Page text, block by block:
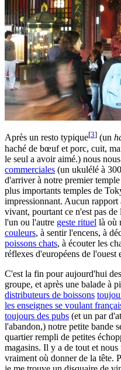
Après un resto typique[3] (un
haché de bœuf et porc, cuit,
le seul a avoir aimé.) nous
commerciales (un ukulélé à
d'arriver à notre premier
plus importants temples de
impressionnant. Aucun rapport
vivant, pourtant ce n'est pas
l'un ou l'autre geste rituel là où
couleurs, à sentir l'encens, à
poissons chats, à écouter les
réflexes d'européens de l'ouest
C'est la fin pour aujourd'hui
groupe, et après une balade à
distributeurs de boissons
les enseignes se voulant
toujours des pubs (et un par
l'abandon,) notre petite bande
quartier rempli de petites
magasins. Il y a de tout et nous
vraiment où donner de la tête.